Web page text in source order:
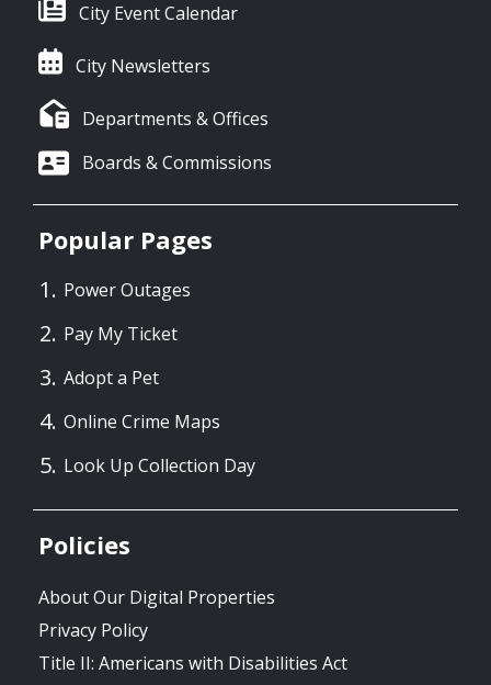
City Event Calendar
City Newsletters
Departments & Offices
Boards & Commissions
Popular Pages
Power Outages
Pay My Ticket
Adopt a Pet
Online Crime Maps
Look Up Collection Day
Policies
About Our Digital Properties
Privacy Policy
Title II: Americans with Disabilities Act